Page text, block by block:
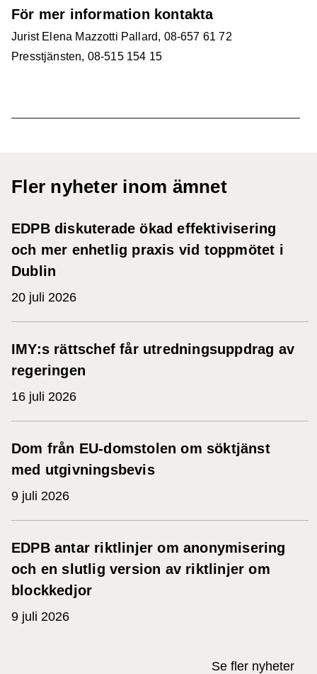
För mer information kontakta
Jurist Elena Mazzotti Pallard, 08-657 61 72
Presstjänsten, 08-515 154 15
Fler nyheter inom ämnet
EDPB diskuterade ökad effektivisering
och mer enhetlig praxis vid toppmötet i
Dublin
20 juli 2026
IMY:s rättschef får utredningsuppdrag av
regeringen
16 juli 2026
Dom från EU-domstolen om söktjänst
med utgivningsbevis
9 juli 2026
EDPB antar riktlinjer om anonymisering
och en slutlig version av riktlinjer om
blockkedjor
9 juli 2026
Se fler nyheter